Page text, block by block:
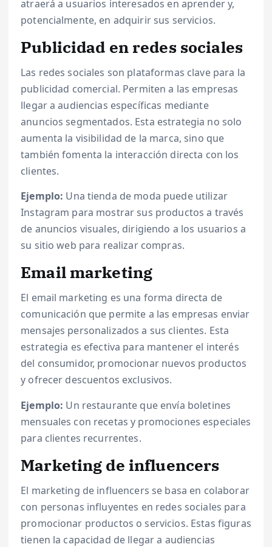
atraerá a usuarios interesados en aprender y,
potencialmente, en adquirir sus servicios.
Publicidad en redes sociales
Las redes sociales son plataformas clave para la
publicidad comercial. Permiten a las empresas
llegar a audiencias específicas mediante
anuncios segmentados. Esta estrategia no solo
aumenta la visibilidad de la marca, sino que
también fomenta la interacción directa con los
clientes.
Ejemplo: Una tienda de moda puede utilizar
Instagram para mostrar sus productos a través
de anuncios visuales, dirigiendo a los usuarios a
su sitio web para realizar compras.
Email marketing
El email marketing es una forma directa de
comunicación que permite a las empresas enviar
mensajes personalizados a sus clientes. Esta
estrategia es efectiva para mantener el interés
del consumidor, promocionar nuevos productos
y ofrecer descuentos exclusivos.
Ejemplo: Un restaurante que envía boletines
mensuales con recetas y promociones especiales
para clientes recurrentes.
Marketing de influencers
El marketing de influencers se basa en colaborar
con personas influyentes en redes sociales para
promocionar productos o servicios. Estas figuras
tienen la capacidad de llegar a audiencias